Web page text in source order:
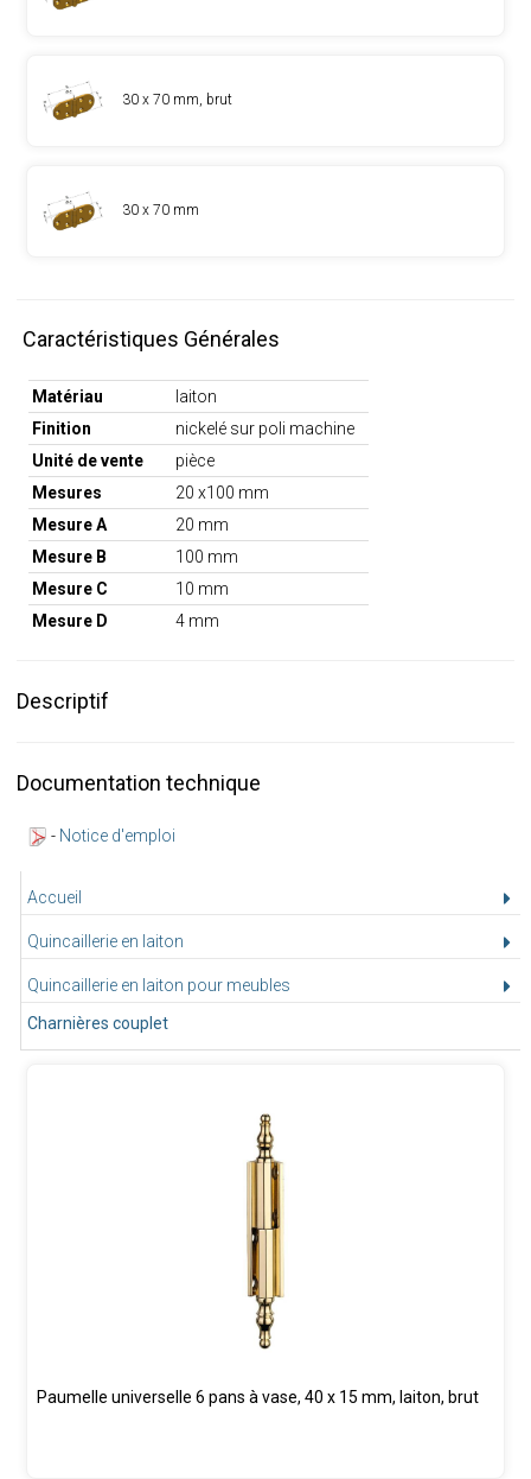
Accueil
Quincaillerie en laiton
Quincaillerie en laiton pour meubles
Charnières couplet
Paumelle universelle 6 pans à vase, 40 x 15 mm, laiton, brut
30 x 70 mm, brut
30 x 70 mm
Caractéristiques Générales
Matériau
laiton
Finition
nickelé sur poli machine
Unité de vente
pièce
Mesures
20 x100 mm
Mesure A
20 mm
Mesure B
100 mm
Mesure C
10 mm
Mesure D
4 mm
Descriptif
Documentation technique
- Notice d'emploi